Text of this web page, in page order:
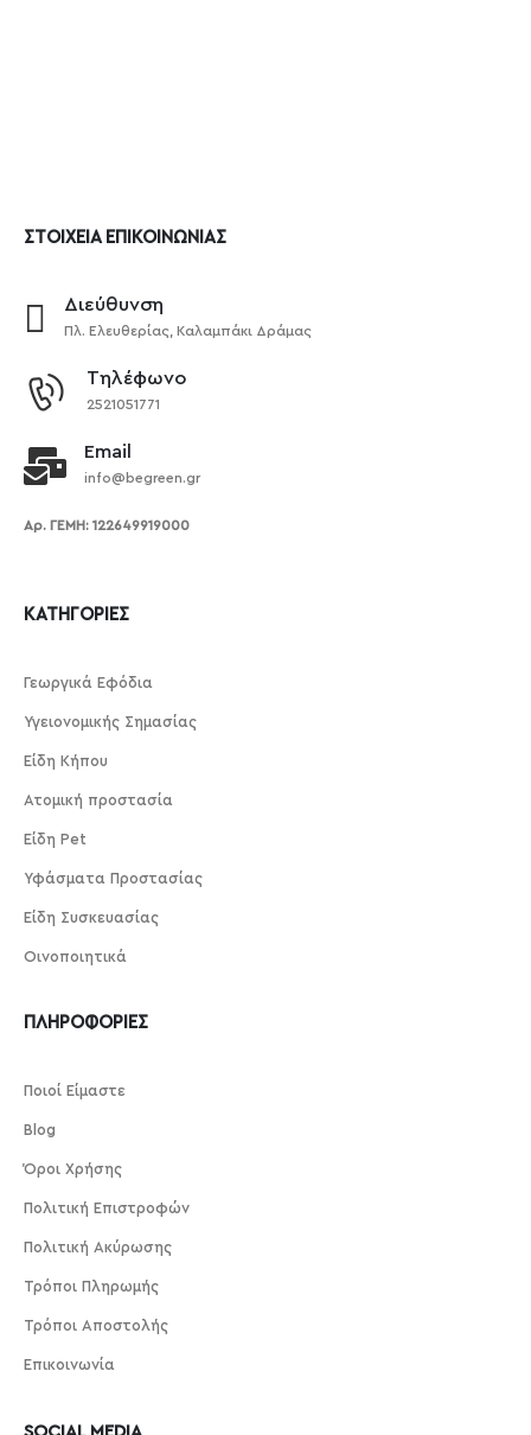
ΣΤΟΙΧΕΙΑ ΕΠΙΚΟΙΝΩΝΙΑΣ
Διεύθυνση
Πλ. Ελευθερίας, Καλαμπάκι Δράμας
Τηλέφωνο
2521051771
Email
info@begreen.gr
Αρ. ΓΕΜΗ: 122649919000
ΚΑΤΗΓΟΡΙΕΣ
Γεωργικά Εφόδια
Υγειονομικής Σημασίας
Είδη Κήπου
Ατομική προστασία
Είδη Pet
Υφάσματα Προστασίας
Είδη Συσκευασίας
Οινοποιητικά
ΠΛΗΡΟΦΟΡΙΕΣ
Ποιοί Είμαστε
Blog
Όροι Χρήσης
Πολιτική Επιστροφών
Πολιτική Ακύρωσης
Τρόποι Πληρωμής
Τρόποι Αποστολής
Επικοινωνία